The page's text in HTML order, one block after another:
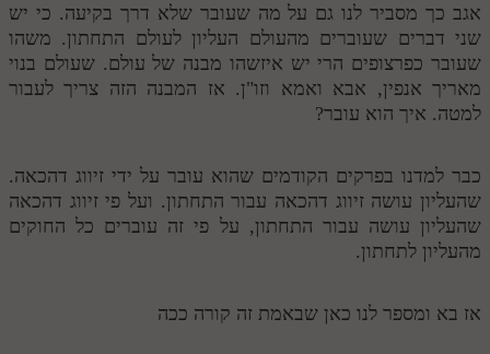
אגב כך מסביר לנו גם על מה שעובר שלא דרך בקיעה. כי יש
שני דברים שעוברים מהעולם העליון לעולם התחתון. משהו
שעובר כפרצופים הרי יש איזשהו מבנה של עולם. שעולם בנוי
מאריך אנפין, אבא ואמא וזו"ן. אז המבנה הזה צריך לעבור
למטה. איך הוא עובר?
כבר למדנו בפרקים הקודמים שהוא עובר על ידי זיווג דהכאה.
שהעליון עושה זיווג דהכאה עבור התחתון. ועל פי זיווג דהכאה
שהעליון עושה עבור התחתון, על פי זה עוברים כל החוקים
מהעליון לתחתון.
אז בא ומספר לנו כאן שבאמת זה קורה ככה